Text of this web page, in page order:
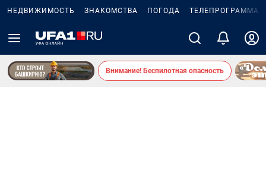
НЕДВИЖИМОСТЬ ЗНАКОМСТВА ПОГОДА ТЕЛЕПРОГРАММА
Внимание! Беспилотная опасность